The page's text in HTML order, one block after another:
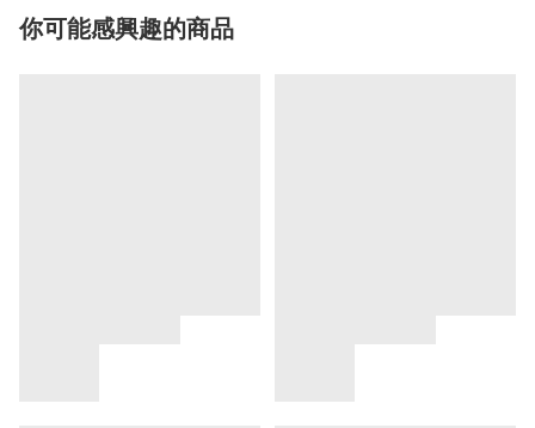
你可能感興趣的商品